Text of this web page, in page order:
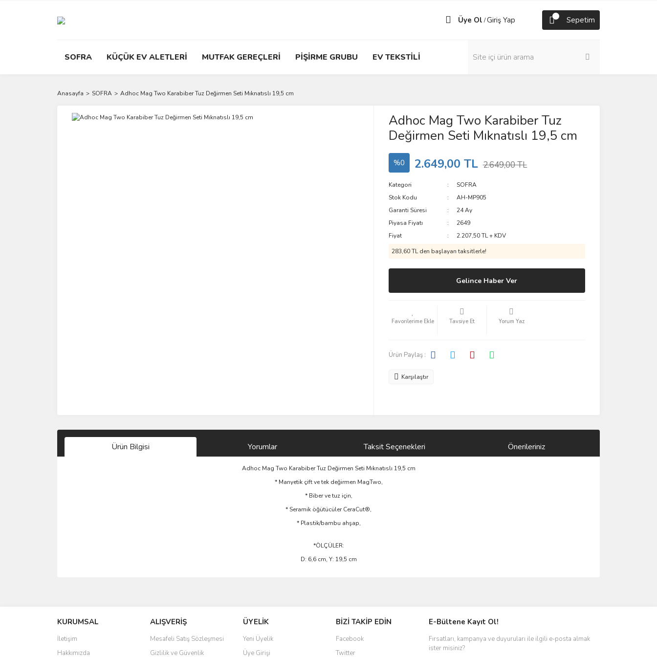
Üye Ol /Giriş Yap Sepetim
SOFRA KÜÇÜK EV ALETLERİ MUTFAK GEREÇLERİ PİŞİRME GRUBU EV TEKSTİLİ
Anasayfa SOFRA Adhoc Mag Two Karabiber Tuz Değirmen Seti Mıknatıslı 19,5 cm
Adhoc Mag Two Karabiber Tuz
Değirmen Seti Mıknatıslı 19,5 cm
%0 2.649,00 TL 2.649,00 TL
Kategori
SOFRA
Stok Kodu
AH-MP905
Garanti Süresi
24 Ay
Piyasa Fiyatı
2649
Fiyat
2.207,50 TL + KDV
283,60 TL den başlayan taksitlerle!
Gelince Haber Ver
Tavsiye Et Yorum Yaz
Ürün Paylaş :
Karşılaştır
Ürün Bilgisi Yorumlar Taksit Seçenekleri Önerileriniz
Adhoc Mag Two Karabiber Tuz Değirmen Seti Mıknatıslı 19,5 cm
* Manyetik çift ve tek değirmen MagTwo,
* Biber ve tuz için,
* Seramik öğütücüler CeraCut®,
* Plastik/bambu ahşap,
*ÖLÇÜLER:
D: 6,6 cm, Y: 19,5 cm
Ürün resmi kalitesiz, bozuk veya görüntülenemiyor.
Ürün açıklamasında eksik bilgiler bulunuyor.
Ürün bilgilerinde hatalar bulunuyor.
KURUMSAL
İletişim
Hakkımızda
ALIŞVERİŞ
Mesafeli Satış Sözleşmesi
Gizlilik ve Güvenlik
ÜYELİK
Yeni Üyelik
Üye Girişi
BİZİ TAKİP EDİN
Facebook
Twitter
E-Bültene Kayıt Ol!
Fırsatları, kampanya ve duyuruları ile ilgili e-posta almak
ister misiniz?